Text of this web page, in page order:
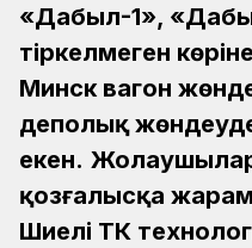
«Дабыл-1»,
тіркелмеген
Минск вагон
деполық
екен.
қозғалысқа
Шиелі ТҚКҚ